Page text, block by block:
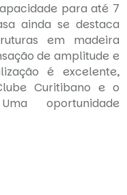
para até 7
ainda se destaca
em madeira
de amplitude e
é excelente,
Curitibano e o
oportunidade